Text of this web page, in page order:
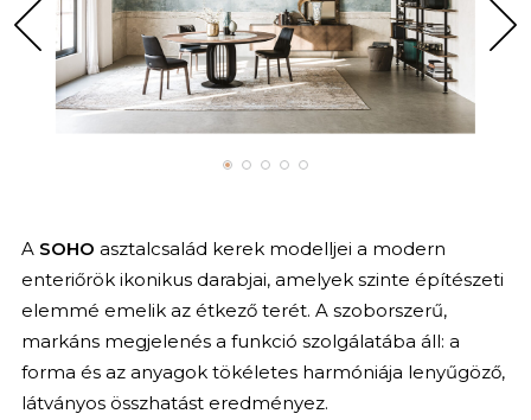
A SOHO asztalcsalád kerek modelljei a modern
enteriőrök ikonikus darabjai, amelyek szinte építészeti
elemmé emelik az étkező terét. A szoborszerű,
markáns megjelenés a funkció szolgálatába áll: a
forma és az anyagok tökéletes harmóniája lenyűgöző,
látványos összhatást eredményez.